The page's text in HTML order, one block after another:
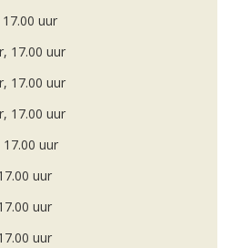
uur
17.00 uur
17.00 uur
17.00 uur
uur
uur
uur
uur